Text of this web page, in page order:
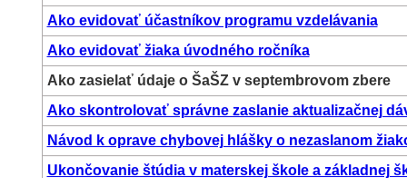
Ako evidovať účastníkov programu vzdelávania
Ako evidovať žiaka úvodného ročníka
Ako zasielať údaje o ŠaŠZ v septembrovom zbere
Ako skontrolovať správne zaslanie aktualizačnej
Návod k oprave chybovej hlášky o nezaslanom
Ukončovanie štúdia v materskej škole a základnej